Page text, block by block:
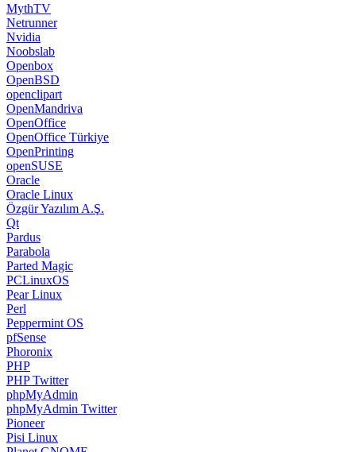
MythTV
Netrunner
Nvidia
Noobslab
Openbox
OpenBSD
openclipart
OpenMandriva
OpenOffice
OpenOffice Türkiye
OpenPrinting
openSUSE
Oracle
Oracle Linux
Özgür Yazılım A.Ş.
Qt
Pardus
Parabola
Parted Magic
PCLinuxOS
Pear Linux
Perl
Peppermint OS
pfSense
Phoronix
PHP
PHP Twitter
phpMyAdmin
phpMyAdmin Twitter
Pioneer
Pisi Linux